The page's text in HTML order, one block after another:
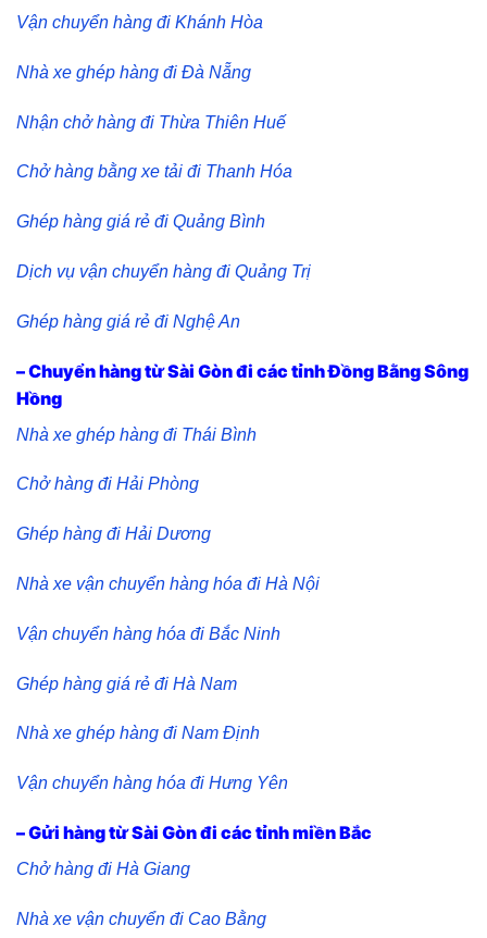
Vận chuyển hàng đi Khánh Hòa
Nhà xe ghép hàng đi Đà Nẵng
Nhận chở hàng đi Thừa Thiên Huế
Chở hàng bằng xe tải đi Thanh Hóa
Ghép hàng giá rẻ đi Quảng Bình
Dịch vụ vận chuyển hàng đi Quảng Trị
Ghép hàng giá rẻ đi Nghệ An
– Chuyển hàng từ Sài Gòn đi các tỉnh Đồng Bằng Sông
Hồng
Nhà xe ghép hàng đi Thái Bình
Chở hàng đi Hải Phòng
Ghép hàng đi Hải Dương
Nhà xe vận chuyển hàng hóa đi Hà Nội
Vận chuyển hàng hóa đi Bắc Ninh
Ghép hàng giá rẻ đi Hà Nam
Nhà xe ghép hàng đi Nam Định
Vận chuyển hàng hóa đi Hưng Yên
– Gửi hàng từ Sài Gòn đi các tỉnh miền Bắc
Chở hàng đi Hà Giang
Nhà xe vận chuyển đi Cao Bằng